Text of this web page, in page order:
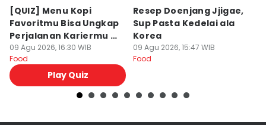
⁠[QUIZ] Menu Kopi
Favoritmu Bisa Ungkap
Perjalanan Kariermu di
Masa Depan
09 Agu 2026, 16:30 WIB
Food
Play Quiz
Resep Doenjang Jjigae,
Sup Pasta Kedelai ala
Korea
09 Agu 2026, 15:47 WIB
Food